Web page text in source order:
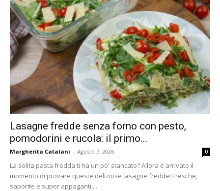
Lasagne fredde senza forno con pesto,
pomodorini e rucola: il primo...
Margherita Catalani - Agosto 7, 2026 0
La solita pasta fredda ti ha un po' stancato? Allora è arrivato il
momento di provare queste deliziose lasagne fredde! Fresche,
saporite e super appaganti,...